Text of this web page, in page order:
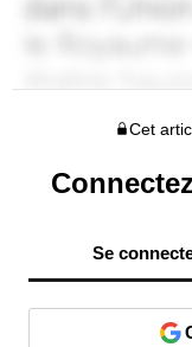
Cet
Se